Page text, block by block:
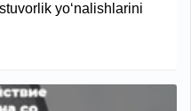
yo‘nalishlarini